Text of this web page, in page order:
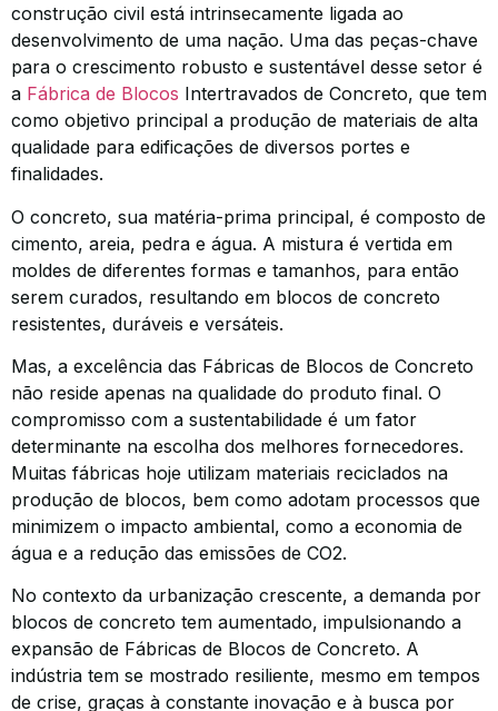
construção civil está intrinsecamente ligada ao
desenvolvimento de uma nação. Uma das peças-chave
para o crescimento robusto e sustentável desse setor é
a Fábrica de Blocos Intertravados de Concreto, que tem
como objetivo principal a produção de materiais de alta
qualidade para edificações de diversos portes e
finalidades.
O concreto, sua matéria-prima principal, é composto de
cimento, areia, pedra e água. A mistura é vertida em
moldes de diferentes formas e tamanhos, para então
serem curados, resultando em blocos de concreto
resistentes, duráveis e versáteis.
Mas, a excelência das Fábricas de Blocos de Concreto
não reside apenas na qualidade do produto final. O
compromisso com a sustentabilidade é um fator
determinante na escolha dos melhores fornecedores.
Muitas fábricas hoje utilizam materiais reciclados na
produção de blocos, bem como adotam processos que
minimizem o impacto ambiental, como a economia de
água e a redução das emissões de CO2.
No contexto da urbanização crescente, a demanda por
blocos de concreto tem aumentado, impulsionando a
expansão de Fábricas de Blocos de Concreto. A
indústria tem se mostrado resiliente, mesmo em tempos
de crise, graças à constante inovação e à busca por